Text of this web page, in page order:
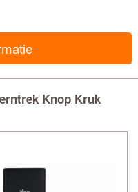
Knop Kruk